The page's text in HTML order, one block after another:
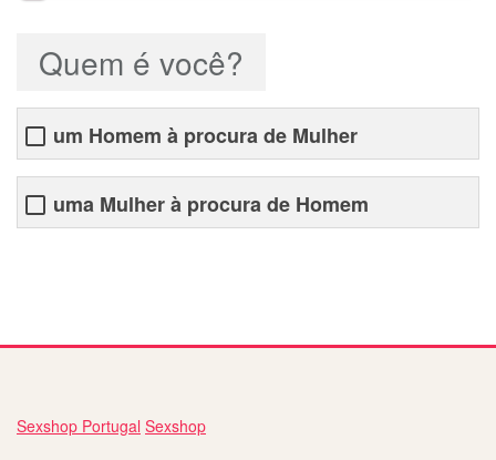
Quem é você?
um Homem à procura de Mulher
uma Mulher à procura de Homem
Sexshop Portugal Sexshop